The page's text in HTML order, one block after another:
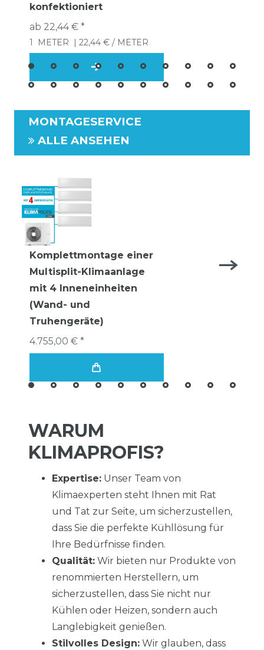
konfektioniert
ab 22,44 € *
1 METER | 22,44 € / METER
MONTAGESERVICE
ALLE ANSEHEN
Komplettmontage einer
Multisplit-Klimaanlage
mit 4 Inneneinheiten
(Wand- und
Truhengeräte)
4.755,00 € *
WARUM
KLIMAPROFIS?
Expertise: Unser Team von
Klimaexperten steht Ihnen mit Rat
und Tat zur Seite, um sicherzustellen,
dass Sie die perfekte Kühllösung für
Ihre Bedürfnisse finden.
Qualität: Wir bieten nur Produkte von
renommierten Herstellern, um
sicherzustellen, dass Sie nicht nur
Kühlen oder Heizen, sondern auch
Langlebigkeit genießen.
Stilvolles Design: Wir glauben, dass